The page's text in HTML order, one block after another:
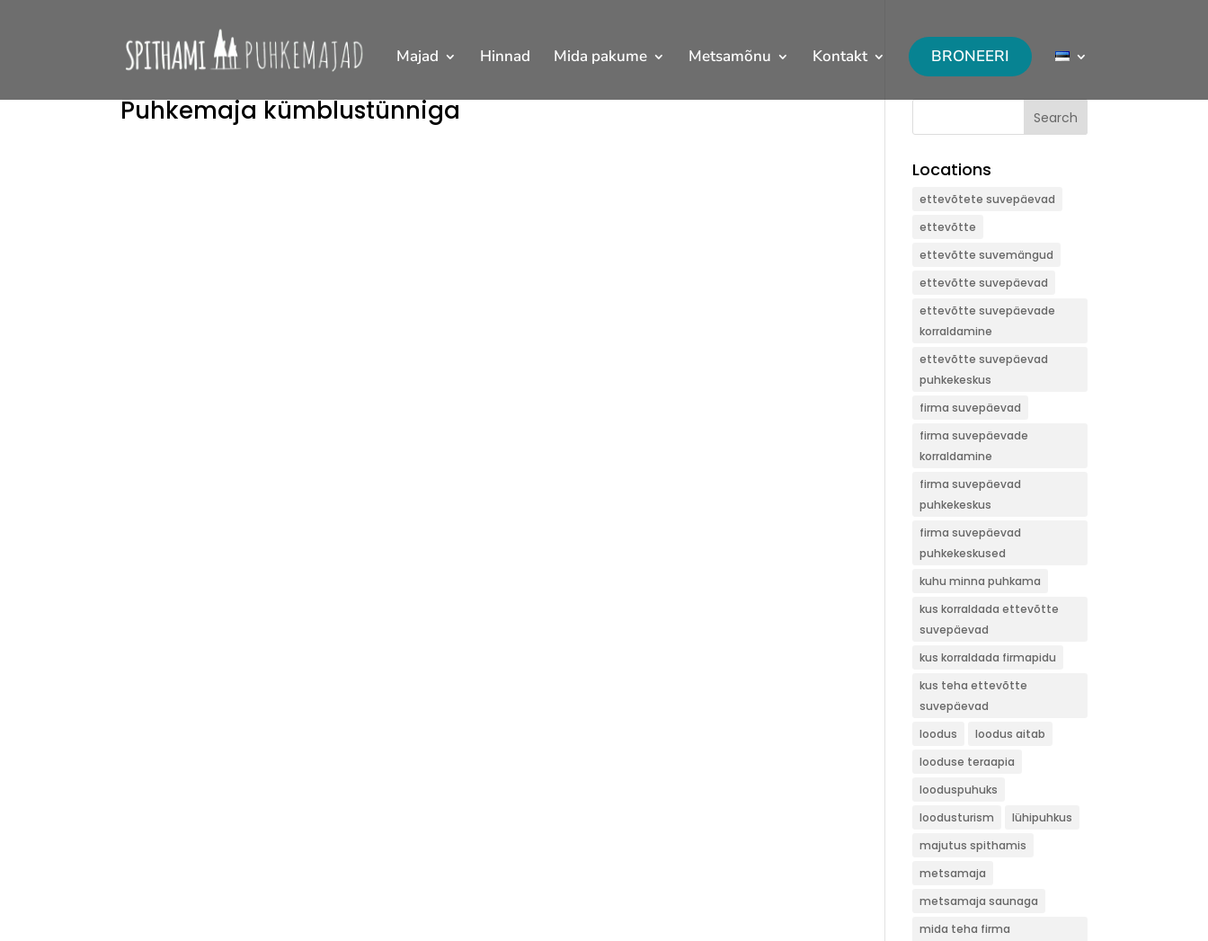
Majad Hinnad Mida pakume Metsamõnu Kontakt BRONEERI
Puhkemaja kümblustünniga Search
Locations
ettevõtete suvepäevad
ettevõtte
ettevõtte suvemängud
ettevõtte suvepäevad
ettevõtte suvepäevade
korraldamine
ettevõtte suvepäevad
puhkekeskus
firma suvepäevad
firma suvepäevade
korraldamine
firma suvepäevad
puhkekeskus
firma suvepäevad
puhkekeskused
kuhu minna puhkama
kus korraldada ettevõtte
suvepäevad
kus korraldada firmapidu
kus teha ettevõtte
suvepäevad
loodus
loodus aitab
looduse teraapia
looduspuhuks
loodusturism
lühipuhkus
majutus spithamis
metsamaja
metsamaja saunaga
mida teha firma